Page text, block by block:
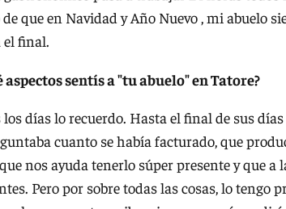
que en Navidad y Año Nuevo , mi abuelo
el final.
aspectos sentís a "tu abuelo" en Tatore?
los días lo recuerdo. Hasta el final de sus
cuanto se había facturado, que
nos ayuda tenerlo súper presente y que
Pero por sobre todas las cosas, lo tengo